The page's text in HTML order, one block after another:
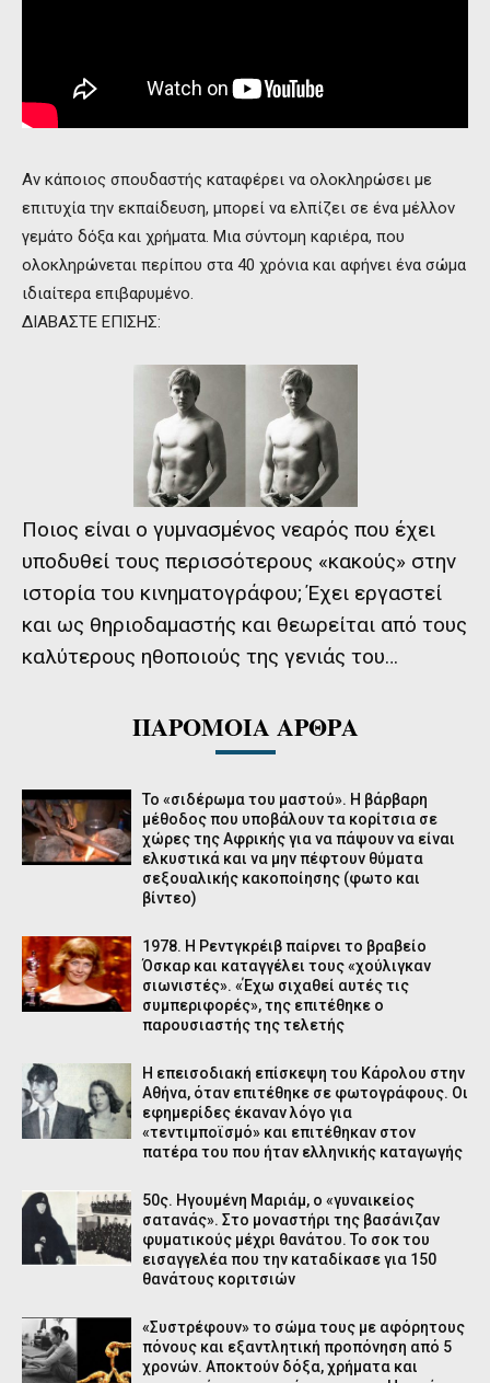
Αν κάποιος σπουδαστής καταφέρει να ολοκληρώσει με
επιτυχία την εκπαίδευση, μπορεί να ελπίζει σε ένα μέλλον
γεμάτο δόξα και χρήματα. Μια σύντομη καριέρα, που
ολοκληρώνεται περίπου στα 40 χρόνια και αφήνει ένα σώμα
ιδιαίτερα επιβαρυμένο.
ΔΙΑΒΑΣΤΕ ΕΠΙΣΗΣ:
Ποιος είναι ο γυμνασμένος νεαρός που έχει
υποδυθεί τους περισσότερους «κακούς» στην
ιστορία του κινηματογράφου; Έχει εργαστεί
και ως θηριοδαμαστής και θεωρείται από τους
καλύτερους ηθοποιούς της γενιάς του…
ΠΑΡΟΜΟΙΑ ΑΡΘΡΑ
Το «σιδέρωμα του μαστού». Η βάρβαρη
μέθοδος που υποβάλουν τα κορίτσια σε
χώρες της Αφρικής για να πάψουν να είναι
ελκυστικά και να μην πέφτουν θύματα
σεξουαλικής κακοποίησης (φωτο και
βίντεο)
1978. Η Ρεντγκρέιβ παίρνει το βραβείο
Όσκαρ και καταγγέλει τους «χούλιγκαν
σιωνιστές». «Έχω σιχαθεί αυτές τις
συμπεριφορές», της επιτέθηκε ο
παρουσιαστής της τελετής
Η επεισοδιακή επίσκεψη του Κάρολου στην
Αθήνα, όταν επιτέθηκε σε φωτογράφους. Οι
εφημερίδες έκαναν λόγο για
«τεντιμποϊσμό» και επιτέθηκαν στον
πατέρα του που ήταν ελληνικής καταγωγής
50ς. Ηγουμένη Μαριάμ, ο «γυναικείος
σατανάς». Στο μοναστήρι της βασάνιζαν
φυματικούς μέχρι θανάτου. Το σοκ του
εισαγγελέα που την καταδίκασε για 150
θανάτους κοριτσιών
«Συστρέφουν» το σώμα τους με αφόρητους
πόνους και εξαντλητική προπόνηση από 5
χρονών. Αποκτούν δόξα, χρήματα και